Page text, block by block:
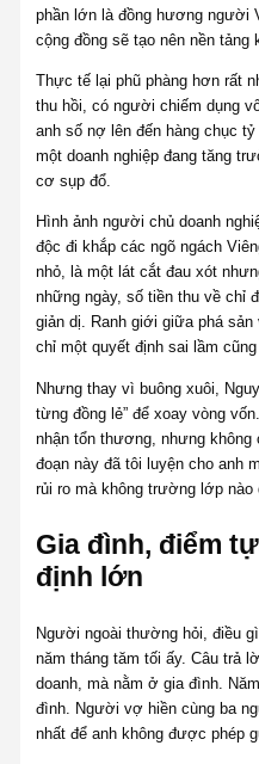
phần lớn là đồng hương người
cộng đồng sẽ tạo nên nền tảng
Thực tế lại phũ phàng hơn rất
thu hồi, có người chiếm dụng
anh số nợ lên đến hàng chục
một doanh nghiệp đang tăng
cơ sụp đổ.
Hình ảnh người chủ doanh
độc đi khắp các ngõ ngách
nhỏ, là một lát cắt đau xót
những ngày, số tiền thu về chỉ
giản dị. Ranh giới giữa phá
chỉ một quyết định sai lầm
Nhưng thay vì buông xuôi,
từng đồng lẻ” để xoay vòng
nhận tổn thương, nhưng không
đoạn này đã tôi luyện cho anh
rủi ro mà không trường lớp nào
Gia đình, điểm
định lớn
Người ngoài thường hỏi, điều
năm tháng tăm tối ấy. Câu trả
doanh, mà nằm ở gia đình.
đình. Người vợ hiền cùng ba
nhất để anh không được phép